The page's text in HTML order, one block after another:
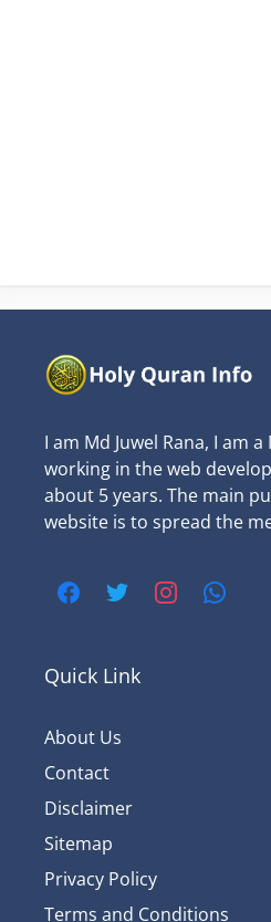
I am Md Juwel Rana, I am
working in the web
about 5 years. The main
website is to spread the
Quick Link
About Us
Contact
Disclaimer
Sitemap
Privacy Policy
Terms and Conditions